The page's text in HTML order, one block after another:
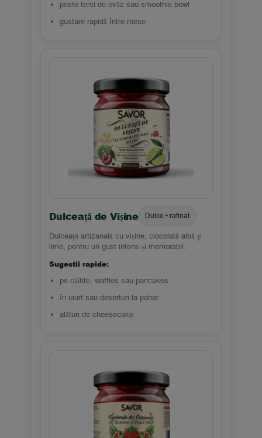
peste terci de ovăz sau smoothie bowl
gustare rapidă între mese
Dulceață de Vișine Dulce • rafinat
Dulceață artizanală cu vișine, ciocolată albă și
lime, pentru un gust intens și memorabil.
Sugestii rapide:
pe clătite, waffles sau pancakes
în iaurt sau deserturi la pahar
alături de cheesecake